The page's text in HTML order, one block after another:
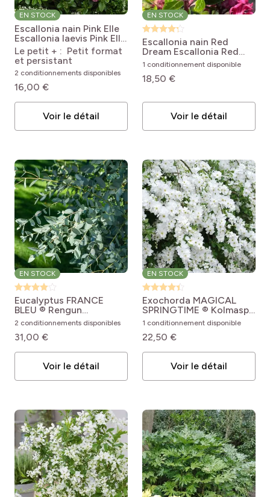
EN STOCK
Escallonia nain Pink Elle
Escallonia laevis Pink Elle
Lades
Le petit + : Petit format
et persistant
2 conditionnements disponibles
16,00 €
Voir le détail
EN STOCK
Escallonia nain Red
Dream Escallonia Red
Dream
1 conditionnement disponible
18,50 €
Voir le détail
EN STOCK
Eucalyptus FRANCE
BLEU ® Rengun
Eucalyptus gunnii France
Bleu® Rengun
2 conditionnements disponibles
31,00 €
Voir le détail
EN STOCK
Exochorda MAGICAL
SPRINGTIME ® Kolmaspri
Exochorda racemosa
Magical Springtime ®
('Kolmaspri')
1 conditionnement disponible
22,50 €
Voir le détail